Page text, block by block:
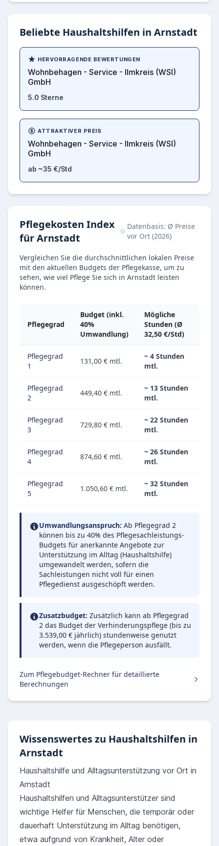
Beliebte Haushaltshilfen in Arnstadt
HERVORRAGENDE BEWERTUNGEN
Wohnbehagen - Service - Ilmkreis (WSI)
GmbH
5.0 Sterne
ATTRAKTIVER PREIS
Wohnbehagen - Service - Ilmkreis (WSI)
GmbH
ab ~35 €/Std
Pflegekosten Index
für Arnstadt
Datenbasis: Ø Preise
vor Ort (2026)
Vergleichen Sie die durchschnittlichen lokalen Preise
mit den aktuellen Budgets der Pflegekasse, um zu
sehen, wie viel Pflege Sie sich in Arnstadt leisten
können.
Pflegegrad
Budget (inkl.
40%
Umwandlung)
Mögliche
Stunden (Ø
32,50 €/Std)
Pflegegrad
1
131,00 € mtl.
~ 4 Stunden
mtl.
Pflegegrad
2
449,40 € mtl.
~ 13 Stunden
mtl.
Pflegegrad
3
729,80 € mtl.
~ 22 Stunden
mtl.
Pflegegrad
4
874,60 € mtl.
~ 26 Stunden
mtl.
Pflegegrad
5
1.050,60 € mtl.
~ 32 Stunden
mtl.
Umwandlungsanspruch: Ab Pflegegrad 2
können bis zu 40% des Pflegesachleistungs-
Budgets für anerkannte Angebote zur
Unterstützung im Alltag (Haushaltshilfe)
umgewandelt werden, sofern die
Sachleistungen nicht voll für einen
Pflegedienst ausgeschöpft werden.
Zusatzbudget: Zusätzlich kann ab Pflegegrad
2 das Budget der Verhinderungspflege (bis zu
3.539,00 € jährlich) stundenweise genutzt
werden, wenn die Pflegeperson ausfällt.
Zum Pflegebudget-Rechner für detaillierte
Berechnungen
Wissenswertes zu Haushaltshilfen in
Arnstadt
Haushaltshilfe und Alltagsunterstützung vor Ort in
Arnstadt
Haushaltshilfen und Alltagsunterstützer sind
wichtige Helfer für Menschen, die temporär oder
dauerhaft Unterstützung im Alltag benötigen,
etwa aufgrund von Krankheit, Alter oder